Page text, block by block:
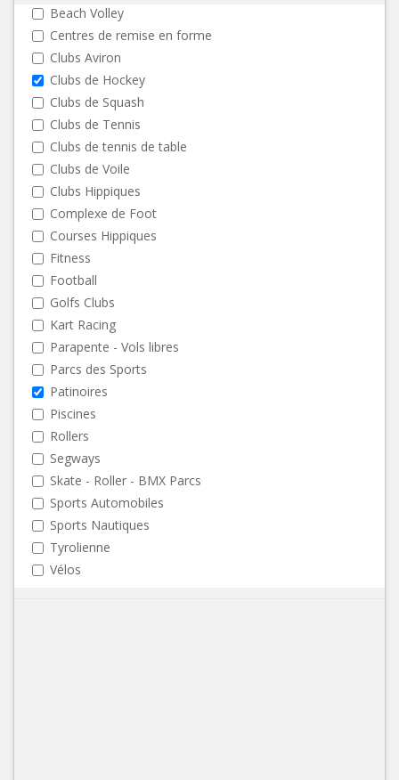
Beach Volley
Centres de remise en forme
Clubs Aviron
Clubs de Hockey
Clubs de Squash
Clubs de Tennis
Clubs de tennis de table
Clubs de Voile
Clubs Hippiques
Complexe de Foot
Courses Hippiques
Fitness
Football
Golfs Clubs
Kart Racing
Parapente - Vols libres
Parcs des Sports
Patinoires
Piscines
Rollers
Segways
Skate - Roller - BMX Parcs
Sports Automobiles
Sports Nautiques
Tyrolienne
Vélos